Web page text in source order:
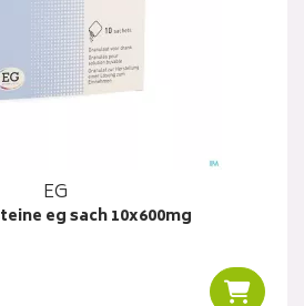
EG
eg sach 10x600mg